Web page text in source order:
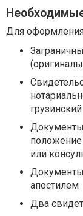
Для оформления
положение
или
Документы
апостилем
Два